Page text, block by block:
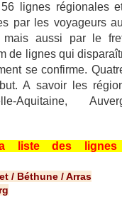
lignes régionales
par les voyageurs
mais aussi par le
de lignes qui
se confirme.
A savoir les
Aquitaine,
liste des lignes
/ Béthune / Arras